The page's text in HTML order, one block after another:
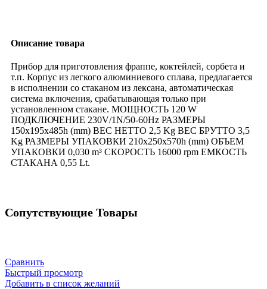
Описание товара
Прибор для приготовления фраппе, коктейлей, сорбета и
т.п. Корпус из легкого алюминиевого сплава, предлагается
в исполнении со стаканом из лексана, автоматическая
система включения, срабатывающая только при
установленном стакане. МОЩНОСТЬ 120 W
ПОДКЛЮЧЕНИЕ 230V/1N/50-60Hz РАЗМЕРЫ
150x195x485h (mm) ВЕС НЕТТО 2,5 Kg ВЕС БРУТТО 3,5
Kg РАЗМЕРЫ УПАКОВКИ 210x250x570h (mm) ОБЪЕМ
УПАКОВКИ 0,030 m³ СКОРОСТЬ 16000 rpm ЕМКОСТЬ
СТАКАНА 0,55 Lt.
Сопутствующие Товары
Сравнить
Быстрый просмотр
Добавить в список желаний